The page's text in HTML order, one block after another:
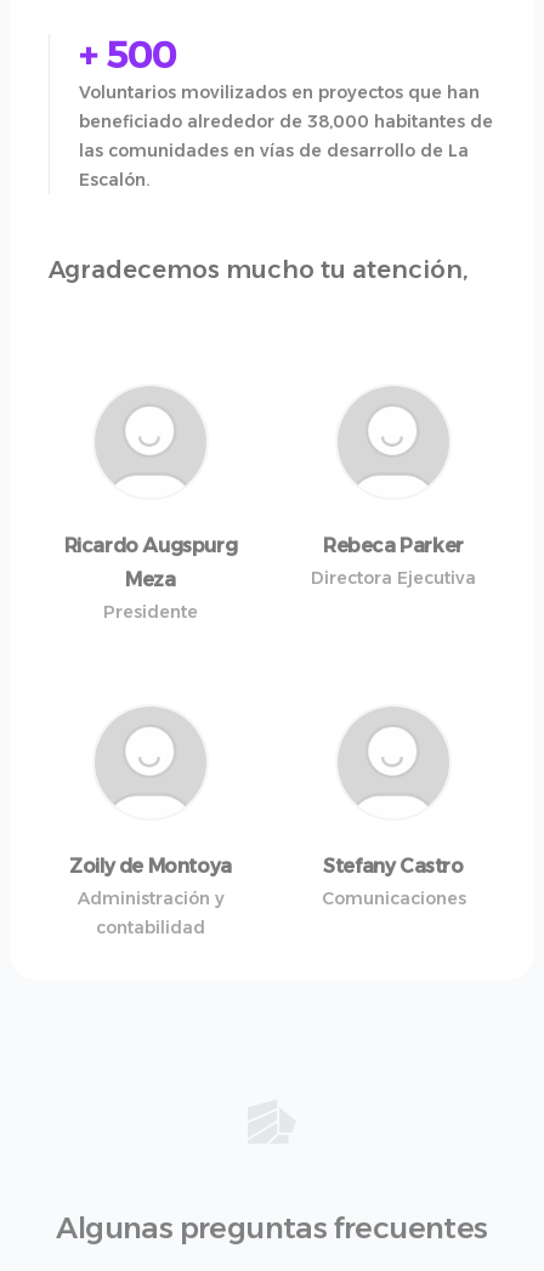
Voluntarios movilizados en proyectos que han
beneficiado alrededor de 38,000 habitantes de
las comunidades en vías de desarrollo de La
Escalón.
+ 500
Agradecemos mucho tu atención,
Ricardo Augspurg
Meza
Presidente
Rebeca Parker
Directora Ejecutiva
Zoily de Montoya
Administración y
contabilidad
Stefany Castro
Comunicaciones
Algunas preguntas frecuentes